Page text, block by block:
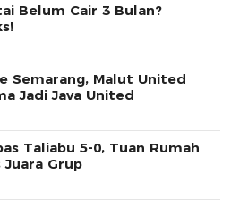
Belum Cair 3 Bulan?
Semarang, Malut United
Jadi Java United
Taliabu 5-0, Tuan Rumah
Grup